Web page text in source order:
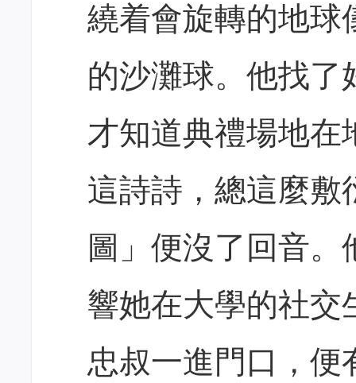
繞着會旋轉的地球
的沙灘球。他找了
才知道典禮場地在
這詩詩，總這麼敷
圖」便沒了回音
響她在大學的社交
忠叔一進門口，便